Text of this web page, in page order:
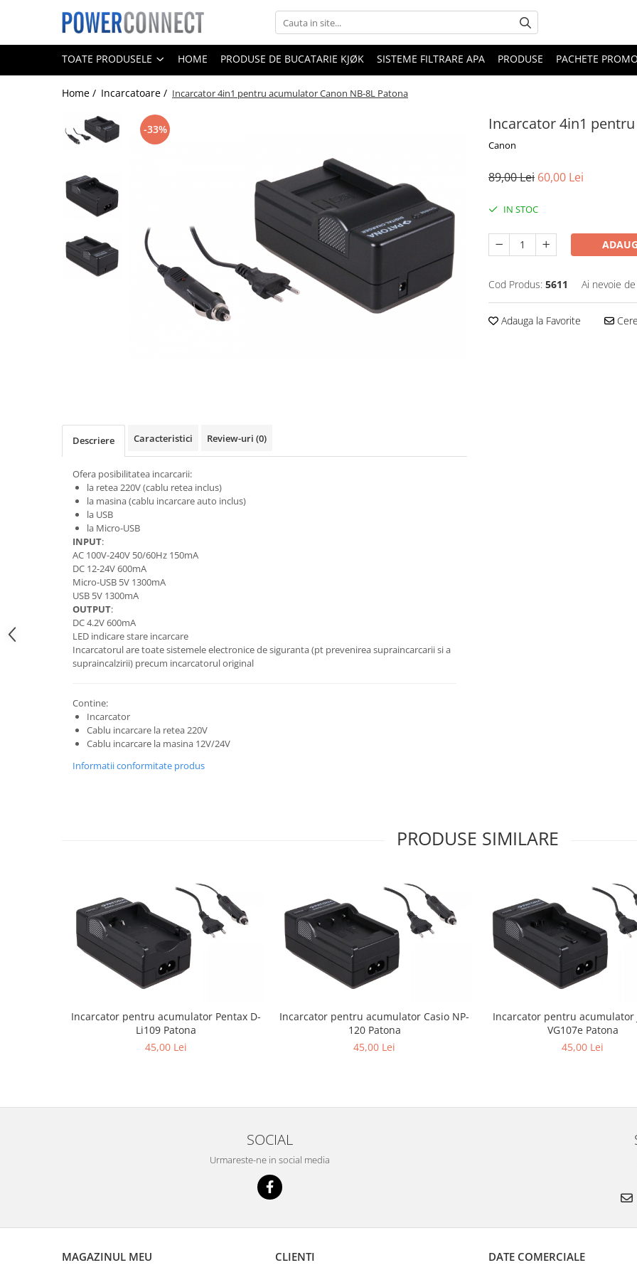
Toate Produsele
Sisteme filtrare apa
Sisteme filtrare apa
Acumulatori
Camere video
Telefoane mobile
Smartwatch
Camere video
Scule electrice
Telefoane mobile
Produse de bucatarie kjøk
Accesorii kjøk
Incarcatoare & acumulatori
Custi aparate foto-video
Incarcatoare auto
Telefoane mobile
TOATE PRODUSELE HOME PRODUSE DE BUCATARIE KJØK SISTEME FILTRARE APA PRODUSE PACHETE PROMO
Home / Incarcatoare / Incarcator 4in1 pentru acumulator Canon NB-8L Patona
Incarcator 4in1
Canon
-33%
89,00 Lei 60,00 Lei
IN STOC
Cod Produs: 5611 Ai nevoie
Adauga la Favorite
Descriere Caracteristici Review-uri (0)
Ofera posibilitatea incarcarii:
la retea 220V (cablu retea inclus)
la masina (cablu incarcare auto inclus)
la USB
la Micro-USB
INPUT:
AC 100V-240V 50/60Hz 150mA
DC 12-24V 600mA
Micro-USB 5V 1300mA
USB 5V 1300mA
OUTPUT:
DC 4.2V 600mA
LED indicare stare incarcare
Incarcatorul are toate sistemele electronice de siguranta (pt prevenirea supraincarcarii si a
supraincalzirii) precum incarcatorul original
Contine:
Incarcator
Cablu incarcare la retea 220V
Cablu incarcare la masina 12V/24V
Informatii conformitate produs
PRODUSE SIMILARE
Incarcator pentru acumulator Pentax D-
Li109 Patona
45,00 Lei
Incarcator pentru acumulator Casio NP-
120 Patona
45,00 Lei
Incarcator pentru acumulator
VG107e Patona
45,00 Lei
SOCIAL
Urmareste-ne in social media
MAGAZINUL MEU CLIENTI DATE COMERCIALE